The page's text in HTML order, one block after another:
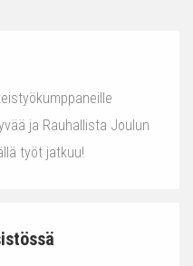
ja Rauhallista Joulun
työt jatkuu!